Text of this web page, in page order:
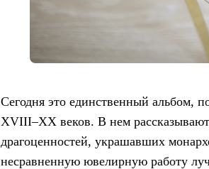
Сегодня это единственный альбом,
XVIII–XX веков. В нем
драгоценностей, украшавших
несравненную ювелирную работу